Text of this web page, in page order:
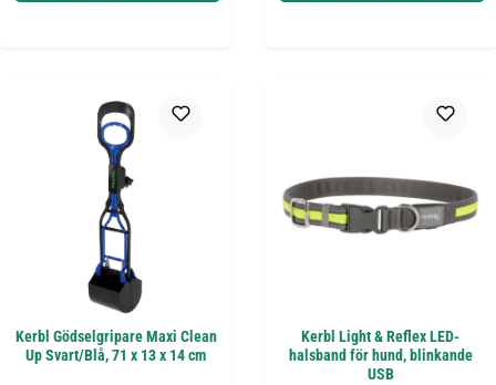
Kerbl Gödselgripare Maxi Clean
Up Svart/Blå, 71 x 13 x 14 cm
Kerbl Light & Reflex LED-
halsband för hund, blinkande
USB